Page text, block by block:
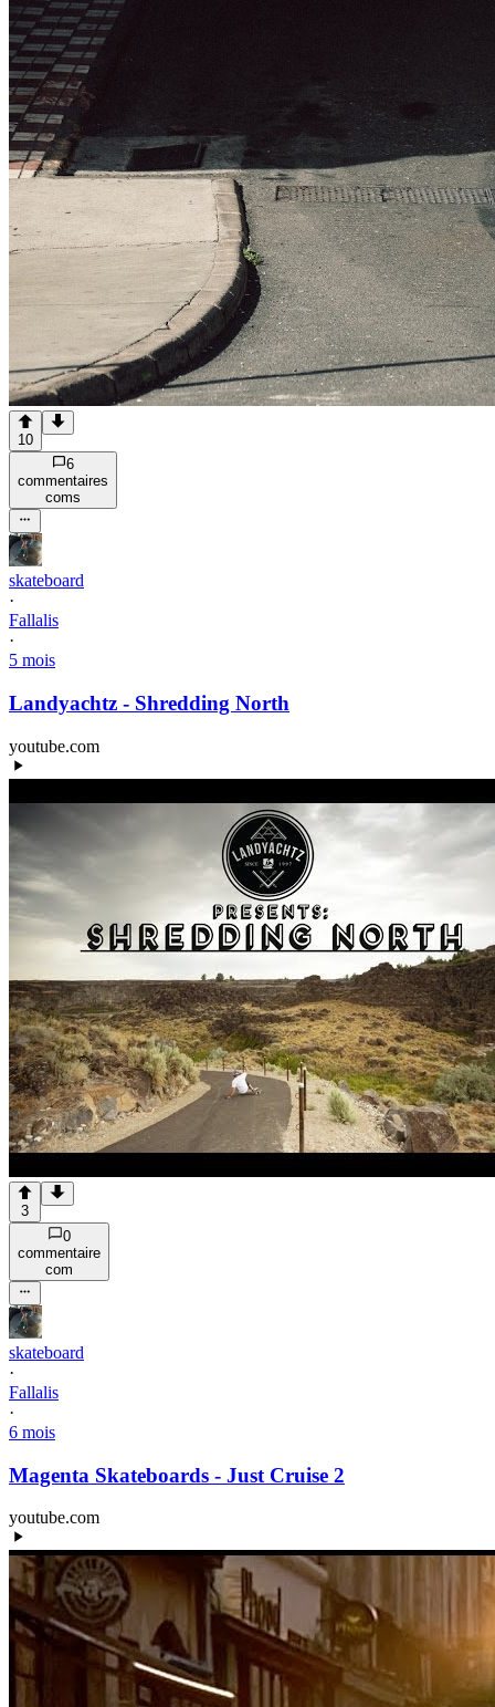
10
6
commentaires
coms
skateboard
·
Fallalis
·
5 mois
Landyachtz - Shredding North
youtube.com
3
0
commentaire
com
skateboard
·
Fallalis
·
6 mois
Magenta Skateboards - Just Cruise 2
youtube.com